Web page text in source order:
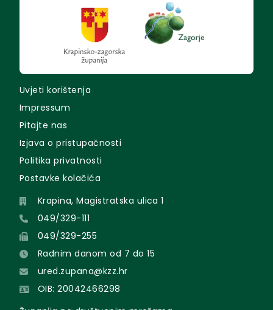
Uvjeti korištenja
Impressum
Pitajte nas
Izjava o pristupačnosti
Politika privatnosti
Postavke kolačića
Krapina, Magistratska ulica 1
049/329-111
049/329-255
Radnim danom od 7 do 15
ured.zupana@kzz.hr
OIB: 20042466298